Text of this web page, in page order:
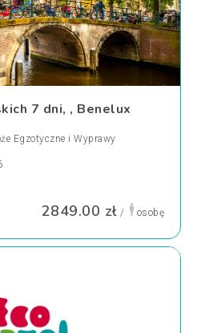
7 dni, , Benelux
Egzotyczne i Wyprawy
2849.00 zł / osobę